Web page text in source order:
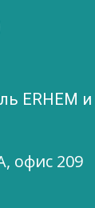
ERHEM
офис 209